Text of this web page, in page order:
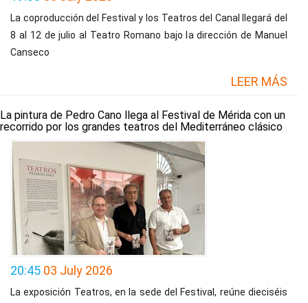
La coproducción del Festival y los Teatros del Canal llegará del
8 al 12 de julio al Teatro Romano bajo la dirección de Manuel
Canseco
LEER MÁS
La pintura de Pedro Cano llega al Festival de Mérida con un
recorrido por los grandes teatros del Mediterráneo clásico
20:45 03 July 2026
La exposición Teatros, en la sede del Festival, reúne dieciséis